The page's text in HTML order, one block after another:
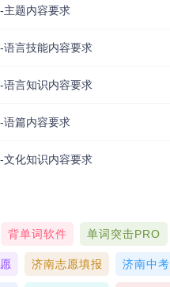
主题内容要求
语言技能内容要求
语言知识内容要求
语篇内容要求
文化知识内容要求
背单词软件 单词突击PRO
济南志愿填报 济南中考